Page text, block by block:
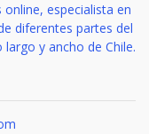
especialista en
diferentes partes del
y ancho de Chile.